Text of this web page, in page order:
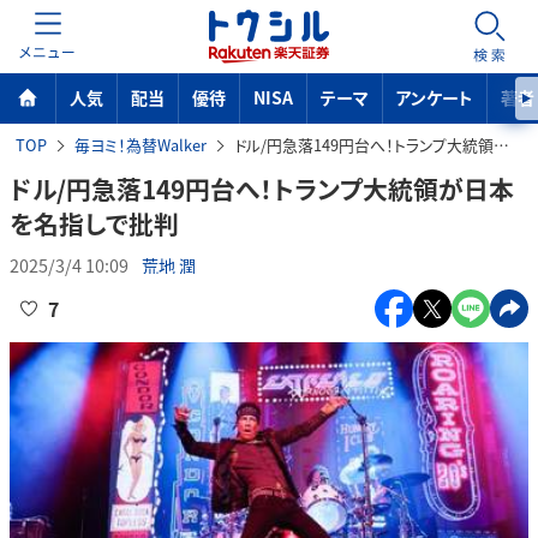
MENU 検索
人気 配当 優待 NISA テーマ アンケート 著者
TOP 毎ヨミ！為替Walker ドル/円急落149円台へ！トランプ大統領が日本を名指しで批判
ドル/円急落149円台へ！トランプ大統領が日本
を名指しで批判
2025/3/4 10:09 荒地 潤
7